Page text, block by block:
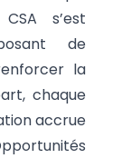
s’est
de
la
chaque
accrue